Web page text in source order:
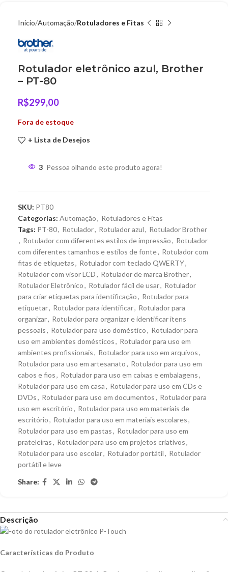
Início Automação Rotuladores e Fitas
Rotulador eletrônico azul, Brother
– PT-80
R$299,00
Fora de estoque
+ Lista de Desejos
3 Pessoa olhando este produto agora!
SKU: PT80
Categorias: Automação, Rotuladores e Fitas
Tags: PT-80, Rotulador, Rotulador azul, Rotulador Brother
, Rotulador com diferentes estilos de impressão, Rotulador
com diferentes tamanhos e estilos de fonte, Rotulador com
fitas de etiquetas, Rotulador com teclado QWERTY,
Rotulador com visor LCD, Rotulador de marca Brother,
Rotulador Eletrônico, Rotulador fácil de usar, Rotulador
para criar etiquetas para identificação, Rotulador para
etiquetar, Rotulador para identificar, Rotulador para
organizar, Rotulador para organizar e identificar itens
pessoais, Rotulador para uso doméstico, Rotulador para
uso em ambientes domésticos, Rotulador para uso em
ambientes profissionais, Rotulador para uso em arquivos,
Rotulador para uso em artesanato, Rotulador para uso em
cabos e fios, Rotulador para uso em caixas e embalagens,
Rotulador para uso em casa, Rotulador para uso em CDs e
DVDs, Rotulador para uso em documentos, Rotulador para
uso em escritório, Rotulador para uso em materiais de
escritório, Rotulador para uso em materiais escolares,
Rotulador para uso em pastas, Rotulador para uso em
prateleiras, Rotulador para uso em projetos criativos,
Rotulador para uso escolar, Rotulador portátil, Rotulador
portátil e leve
Share:
Descrição
Características do Produto